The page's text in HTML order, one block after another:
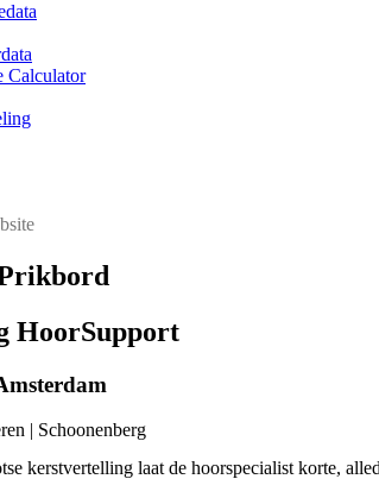
Calculator
HoorSupport
| Schoonenberg
kerstvertelling laat de hoorspecialist korte,